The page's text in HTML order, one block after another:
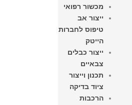
מכשור רפואי
ייצור אב
טיפוס לחברות
הייטק
ייצור כבלים
צבאיים
תכנון וייצור
ציוד בדיקה
הרכבות